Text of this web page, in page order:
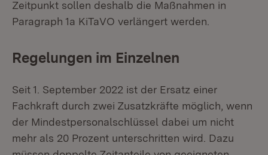
Zeitpunkt sollen deshalb die Maßnahmen in
Paragraph 1a KiTaVO verlängert werden.
Regelungen im Einzelnen
Seit 1. September 2022 ist der Ersatz einer
Fachkraft durch zwei Zusatzkräfte möglich, wenn
der Mindestpersonalschlüssel dabei um nicht
mehr als 20 Prozent unterschritten wird. Dazu